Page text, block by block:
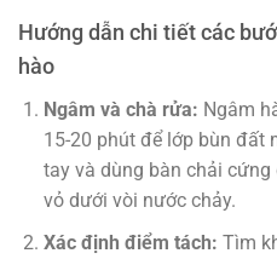
Hướng dẫn chi tiết các
hào
Ngâm và chà rửa: Ngâm
15-20 phút để lớp bùn đất
tay và dùng bàn chải
vỏ dưới vòi nước chảy.
Xác định điểm tách: Tìm